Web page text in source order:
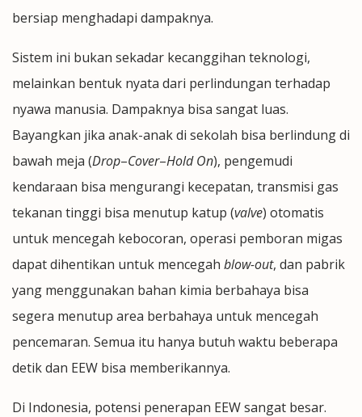
bersiap menghadapi dampaknya.
Sistem ini bukan sekadar kecanggihan teknologi,
melainkan bentuk nyata dari perlindungan terhadap
nyawa manusia. Dampaknya bisa sangat luas.
Bayangkan jika anak-anak di sekolah bisa berlindung di
bawah meja (Drop–Cover–Hold On), pengemudi
kendaraan bisa mengurangi kecepatan, transmisi gas
tekanan tinggi bisa menutup katup (valve) otomatis
untuk mencegah kebocoran, operasi pemboran migas
dapat dihentikan untuk mencegah blow-out, dan pabrik
yang menggunakan bahan kimia berbahaya bisa
segera menutup area berbahaya untuk mencegah
pencemaran. Semua itu hanya butuh waktu beberapa
detik dan EEW bisa memberikannya.
Di Indonesia, potensi penerapan EEW sangat besar.